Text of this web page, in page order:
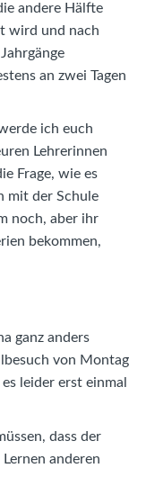
andere Hälfte
wird und nach
an zwei Tagen
ich euch
Lehrerinnen
Frage, wie es
mit der Schule
noch, aber ihr
bekommen,
ganz anders
von Montag
leider erst einmal
dass der
anderen